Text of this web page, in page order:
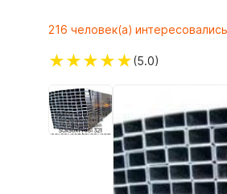
216 человек(а)
★★★★★(5.0)